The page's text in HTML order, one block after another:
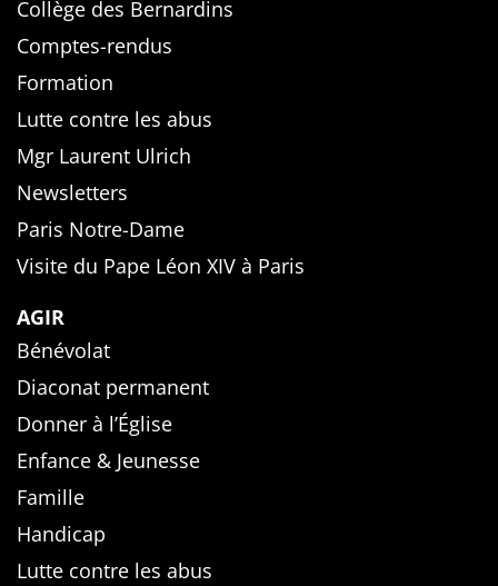
Collège des Bernardins
Comptes-rendus
Formation
Lutte contre les abus
Mgr Laurent Ulrich
Newsletters
Paris Notre-Dame
Visite du Pape Léon XIV à Paris
AGIR
Bénévolat
Diaconat permanent
Donner à l’Église
Enfance & Jeunesse
Famille
Handicap
Lutte contre les abus